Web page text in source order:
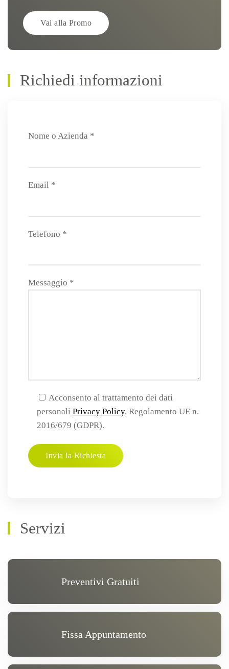
Vai alla Promo
Richiedi informazioni
Nome o Azienda *
Email *
Telefono *
Messaggio *
Acconsento al trattamento dei dati
personaliPrivacy Policy. Regolamento UE n.
2016/679 (GDPR).
Servizi
Preventivi Gratuiti
Fissa Appuntamento